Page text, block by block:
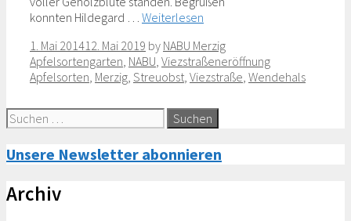
konnten Hildegard … Weiterlesen
1. Mai 201412. Mai 2019 by NABU MerzigCategories
Apfelsortengarten NABU ViezstraßeneröffnungTags
Apfelsorten Merzig Streuobst Viezstraße Wendehals
Suche
nach:
Unsere Newsletter abonnieren
Archiv